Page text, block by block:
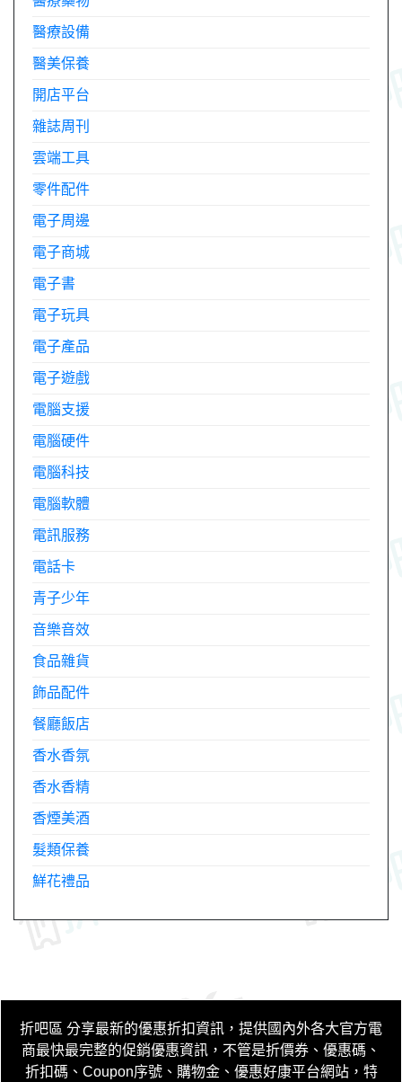
醫療設備
醫美保養
開店平台
雜誌周刊
雲端工具
零件配件
電子周邊
電子商城
電子書
電子玩具
電子產品
電子遊戲
電腦支援
電腦硬件
電腦科技
電腦軟體
電訊服務
電話卡
青子少年
音樂音效
食品雜貨
飾品配件
餐廳飯店
香水香氛
香水香精
香煙美酒
髮類保養
鮮花禮品
折吧區 分享最新的優惠折扣資訊，提供國內外各大官方電
商最快最完整的促銷優惠資訊，不管是折價券、優惠碼、
折扣碼、Coupon序號、購物金、優惠好康平台網站，特